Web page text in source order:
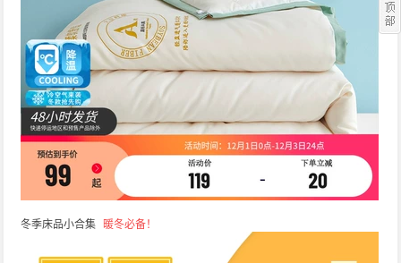
冬季床品小合集 暖冬必备！